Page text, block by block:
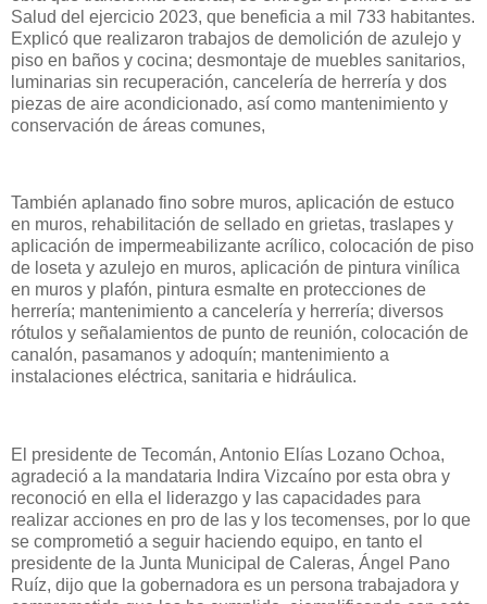
Salud del ejercicio 2023, que beneficia a mil 733 habitantes.
Explicó que realizaron trabajos de demolición de azulejo y
piso en baños y cocina; desmontaje de muebles sanitarios,
luminarias sin recuperación, cancelería de herrería y dos
piezas de aire acondicionado, así como mantenimiento y
conservación de áreas comunes,
También aplanado fino sobre muros, aplicación de estuco
en muros, rehabilitación de sellado en grietas, traslapes y
aplicación de impermeabilizante acrílico, colocación de piso
de loseta y azulejo en muros, aplicación de pintura vinílica
en muros y plafón, pintura esmalte en protecciones de
herrería; mantenimiento a cancelería y herrería; diversos
rótulos y señalamientos de punto de reunión, colocación de
canalón, pasamanos y adoquín; mantenimiento a
instalaciones eléctrica, sanitaria e hidráulica.
El presidente de Tecomán, Antonio Elías Lozano Ochoa,
agradeció a la mandataria Indira Vizcaíno por esta obra y
reconoció en ella el liderazgo y las capacidades para
realizar acciones en pro de las y los tecomenses, por lo que
se comprometió a seguir haciendo equipo, en tanto el
presidente de la Junta Municipal de Caleras, Ángel Pano
Ruíz, dijo que la gobernadora es un persona trabajadora y